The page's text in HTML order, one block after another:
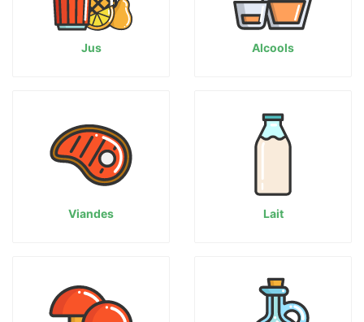
Jus Alcools
Viandes Lait